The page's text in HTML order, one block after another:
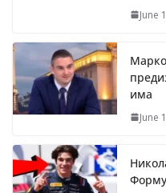
June
има
June